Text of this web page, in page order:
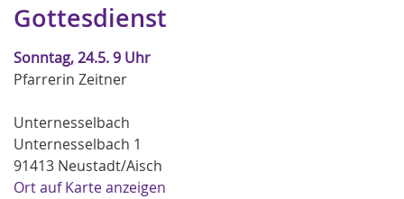
Gottesdienst
Sonntag, 24.5. 9 Uhr
Pfarrerin Zeitner
Unternesselbach
Unternesselbach 1
91413 Neustadt/Aisch
Ort auf Karte anzeigen